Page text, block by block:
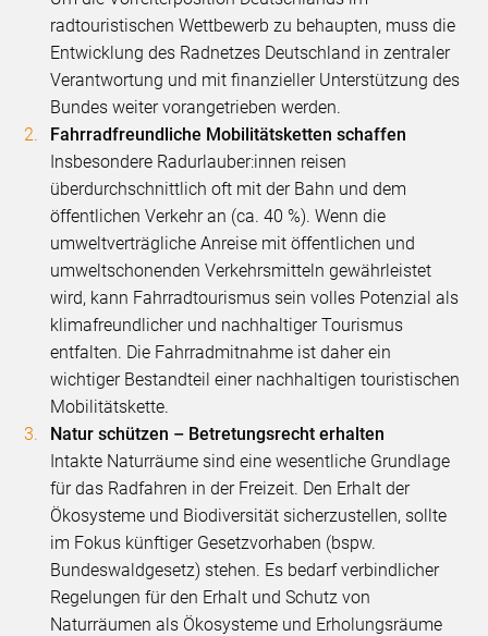
radtouristischen Wettbewerb zu behaupten, muss die
Entwicklung des Radnetzes Deutschland in zentraler
Verantwortung und mit finanzieller Unterstützung des
Bundes weiter vorangetrieben werden.
Fahrradfreundliche Mobilitätsketten schaffen
Insbesondere Radurlauber:innen reisen
überdurchschnittlich oft mit der Bahn und dem
öffentlichen Verkehr an (ca. 40 %). Wenn die
umweltverträgliche Anreise mit öffentlichen und
umweltschonenden Verkehrsmitteln gewährleistet
wird, kann Fahrradtourismus sein volles Potenzial als
klimafreundlicher und nachhaltiger Tourismus
entfalten. Die Fahrradmitnahme ist daher ein
wichtiger Bestandteil einer nachhaltigen touristischen
Mobilitätskette.
Natur schützen – Betretungsrecht erhalten
Intakte Naturräume sind eine wesentliche Grundlage
für das Radfahren in der Freizeit. Den Erhalt der
Ökosysteme und Biodiversität sicherzustellen, sollte
im Fokus künftiger Gesetzvorhaben (bspw.
Bundeswaldgesetz) stehen. Es bedarf verbindlicher
Regelungen für den Erhalt und Schutz von
Naturräumen als Ökosysteme und Erholungsräume